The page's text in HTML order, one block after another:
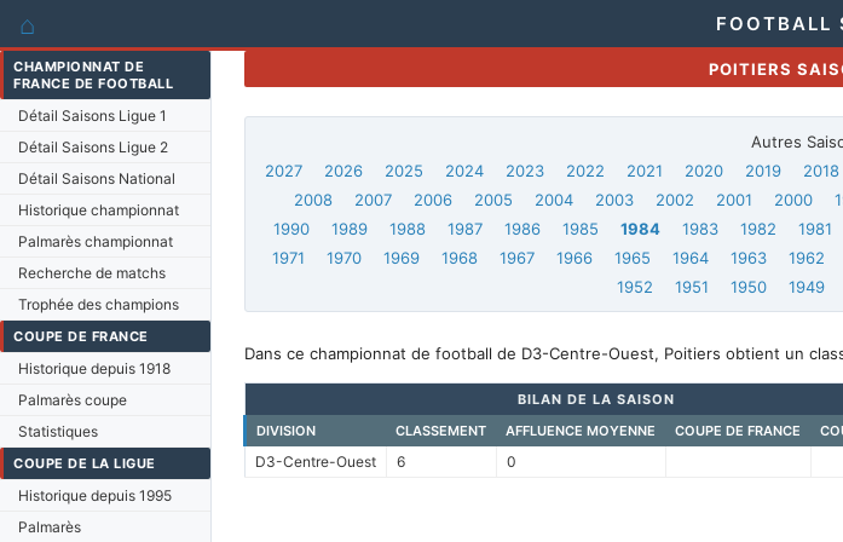
⌂ FOOTBALL
CHAMPIONNAT DE
FRANCE DE FOOTBALL
Détail Saisons Ligue 1
Détail Saisons Ligue 2
Détail Saisons National
Historique championnat
Palmarès championnat
Recherche de matchs
Trophée des champions
COUPE DE FRANCE
Historique depuis 1918
Palmarès coupe
Statistiques
COUPE DE LA LIGUE
Historique depuis 1995
Palmarès
POITIERS
Autres
2027
2026 2025 2024 2023 2022 2021 2020 2019 2018
2008
2007 2006 2005 2004 2003 2002 2001 2000
1990
1989 1988 1987 1986 1985 1984 1983 1982 1981
1971
1970 1969 1968 1967 1966 1965 1964 1963 1962
1952
1951 1950 1949
Dans ce championnat de football de D3-Centre-Ouest, Poitiers obtient un
BILAN DE LA SAISON
DIVISION
CLASSEMENT AFFLUENCE MOYENNE COUPE DE FRANCE
D3-Centre-Ouest 6 0